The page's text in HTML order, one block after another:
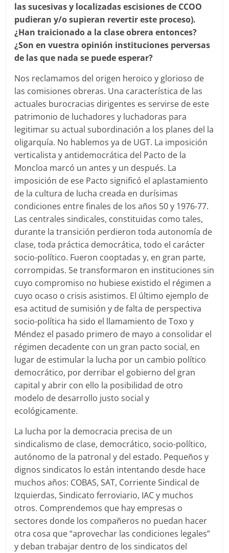
las sucesivas y localizadas escisiones de CCOO
pudieran y/o supieran revertir este proceso).
¿Han traicionado a la clase obrera entonces?
¿Son en vuestra opinión instituciones perversas
de las que nada se puede esperar?
Nos reclamamos del origen heroico y glorioso de
las comisiones obreras. Una característica de las
actuales burocracias dirigentes es servirse de este
patrimonio de luchadores y luchadoras para
legitimar su actual subordinación a los planes del la
oligarquía. No hablemos ya de UGT. La imposición
verticalista y antidemocrática del Pacto de la
Moncloa marcó un antes y un después. La
imposición de ese Pacto significó el aplastamiento
de la cultura de lucha creada en durísimas
condiciones entre finales de los años 50 y 1976-77.
Las centrales sindicales, constituidas como tales,
durante la transición perdieron toda autonomía de
clase, toda práctica democrática, todo el carácter
socio-político. Fueron cooptadas y, en gran parte,
corrompidas. Se transformaron en instituciones sin
cuyo compromiso no hubiese existido el régimen a
cuyo ocaso o crisis asistimos. El último ejemplo de
esa actitud de sumisión y de falta de perspectiva
socio-política ha sido el llamamiento de Toxo y
Méndez el pasado primero de mayo a consolidar el
régimen decadente con un gran pacto social, en
lugar de estimular la lucha por un cambio político
democrático, por derribar el gobierno del gran
capital y abrir con ello la posibilidad de otro
modelo de desarrollo justo social y
ecológicamente.
La lucha por la democracia precisa de un
sindicalismo de clase, democrático, socio-político,
autónomo de la patronal y del estado. Pequeños y
dignos sindicatos lo están intentando desde hace
muchos años: COBAS, SAT, Corriente Sindical de
Izquierdas, Sindicato ferroviario, IAC y muchos
otros. Comprendemos que hay empresas o
sectores donde los compañeros no puedan hacer
otra cosa que “aprovechar las condiciones legales”
y deban trabajar dentro de los sindicatos del